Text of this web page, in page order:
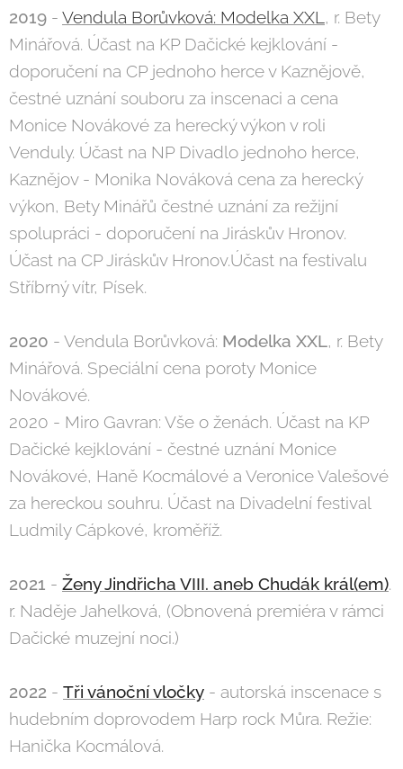
2019 - Vendula Borůvková: Modelka XXL , r. Bety
Minářová. Účast na KP Dačické kejklování -
doporučení na CP jednoho herce v Kaznějově,
čestné uznání souboru za inscenaci a cena
Monice Novákové za herecký výkon v roli
Venduly. Účast na NP Divadlo jednoho herce,
Kaznějov - Monika Nováková cena za herecký
výkon, Bety Minářů čestné uznání za režijní
spolupráci - doporučení na Jiráskův Hronov.
Účast na CP Jiráskův Hronov.Účast na festivalu
Stříbrný vítr, Písek.
2020 - Vendula Borůvková: Modelka XXL, r. Bety
Minářová. Speciální cena poroty Monice
Novákové.
2020 - Miro Gavran: Vše o ženách. Účast na KP
Dačické kejklování - čestné uznání Monice
Novákové, Haně Kocmálové a Veronice Valešové
za hereckou souhru. Účast na Divadelní festival
Ludmily Cápkové, kroměříž.
2021 - Ženy Jindřicha VIII. aneb Chudák král(em).
r. Naděje Jahelková, (Obnovená premiéra v rámci
Dačické muzejní noci.)
2022 - Tři vánoční vločky - autorská inscenace s
hudebním doprovodem Harp rock Můra. Režie:
Hanička Kocmálová.